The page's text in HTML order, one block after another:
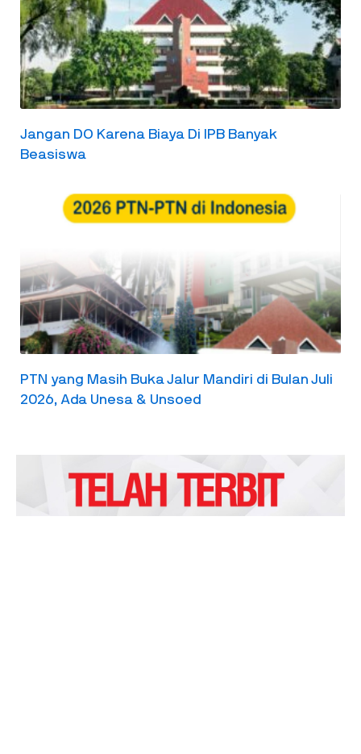
Jangan DO Karena Biaya Di IPB Banyak
Beasiswa
PTN yang Masih Buka Jalur Mandiri di Bulan Juli
2026, Ada Unesa & Unsoed